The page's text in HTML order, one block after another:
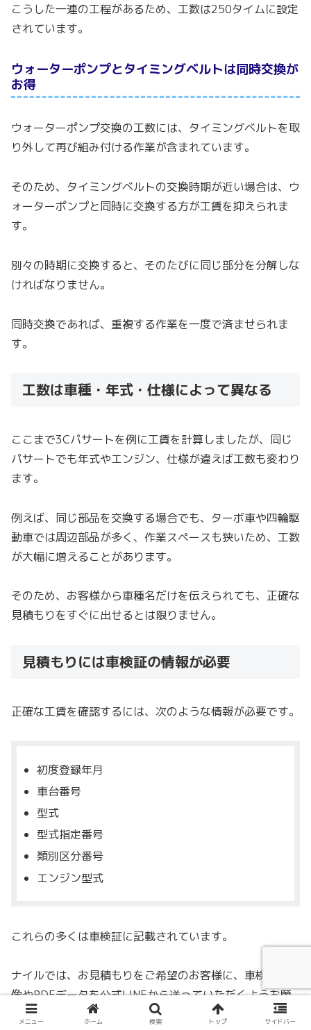
こうした一連の工程があるため、工数は250タイムに設定
されています。
ウォーターポンプとタイミングベルトは同時交換が
お得
ウォーターポンプ交換の工数には、タイミングベルトを取
り外して再び組み付ける作業が含まれています。
そのため、タイミングベルトの交換時期が近い場合は、ウ
ォーターポンプと同時に交換する方が工賃を抑えられま
す。
別々の時期に交換すると、そのたびに同じ部分を分解しな
ければなりません。
同時交換であれば、重複する作業を一度で済ませられま
す。
工数は車種・年式・仕様によって異なる
ここまで3Cパサートを例に工賃を計算しましたが、同じ
パサートでも年式やエンジン、仕様が違えば工数も変わり
ます。
例えば、同じ部品を交換する場合でも、ターボ車や四輪駆
動車では周辺部品が多く、作業スペースも狭いため、工数
が大幅に増えることがあります。
そのため、お客様から車種名だけを伝えられても、正確な
見積もりをすぐに出せるとは限りません。
見積もりには車検証の情報が必要
正確な工賃を確認するには、次のような情報が必要です。
初度登録年月
車台番号
型式
型式指定番号
類別区分番号
エンジン型式
これらの多くは車検証に記載されています。
ナイルでは、お見積もりをご希望のお客様に、車検証の画
像やPDFデータを公式LINEから送っていただくようお願
いしています。
メニュー ホーム 検索 トップ サイドバー